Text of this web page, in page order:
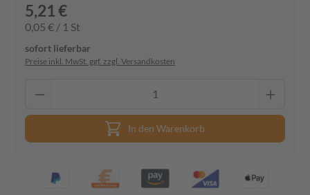
5,21 €
0,05 € / 1 St
sofort lieferbar
Preise inkl. MwSt. ggf. zzgl. Versandkosten
In den Warenkorb